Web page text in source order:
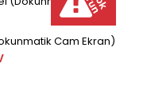
Sarı Drum
Cam Ekran)